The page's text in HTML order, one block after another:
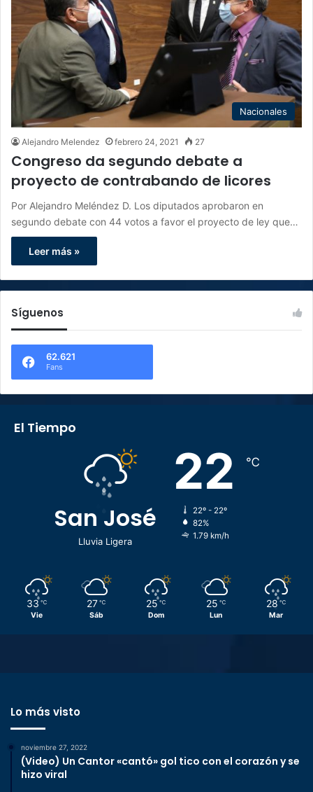
Nacionales
Alejandro Melendez febrero 24, 2021 27
Congreso da segundo debate a
proyecto de contrabando de licores
Por Alejandro Meléndez D. Los diputados aprobaron en
segundo debate con 44 votos a favor el proyecto de ley que…
Leer más »
Síguenos
62.621
Fans
El Tiempo
San José
Lluvia Ligera
22 ℃
22º - 22º
82%
1.79 km/h
33 ℃
Vie
27 ℃
Sáb
25 ℃
Dom
25 ℃
Lun
28 ℃
Mar
Lo más visto
noviembre 27, 2022
(Video) Un Cantor «cantó» gol tico con el corazón y se
hizo viral